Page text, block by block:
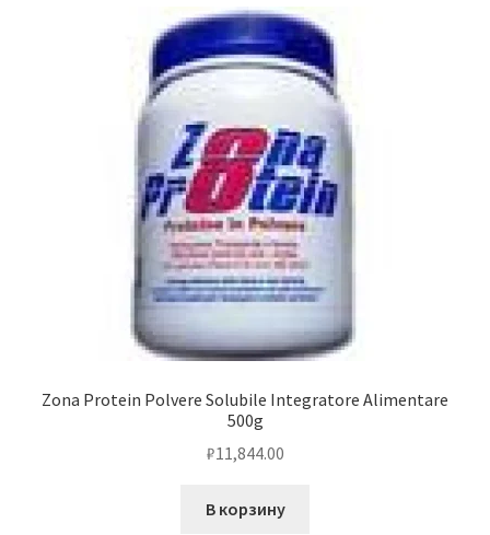
Zona Protein Polvere Solubile Integratore Alimentare
500g
₽11,844.00
В корзину